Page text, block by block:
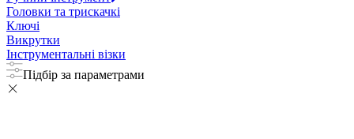
Головки та трискачкі
Ключі
Викрутки
Інструментальні візки
Підбір за параметрами